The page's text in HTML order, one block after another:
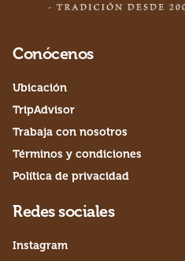
Conócenos
Ubicación
TripAdvisor
Trabaja con nosotros
Términos y condiciones
Política de privacidad
Redes sociales
Instagram